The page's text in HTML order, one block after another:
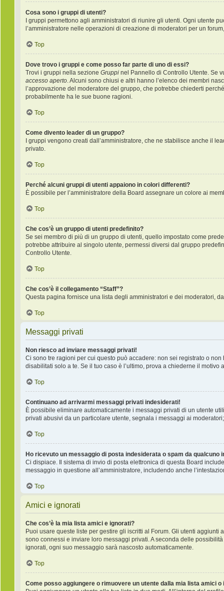
Cosa sono i gruppi di utenti?
I gruppi permettono agli amministratori di riunire gli utenti. Ogni utente
l’amministratore nelle operazioni di creazione di moderatori per un
Top
Dove trovo i gruppi e come posso far parte di uno di essi?
Trovi i gruppi nella sezione Gruppi nel Pannello di Controllo Utente. Se
accesso aperto. Alcuni sono chiusi e altri hanno l’elenco dei membri
l’approvazione del moderatore del gruppo, che potrebbe chiederti
probabilmente ha le sue buone ragioni.
Top
Come divento leader di un gruppo?
I gruppi vengono creati dall’amministratore, che ne stabilisce anche il
privato.
Top
Perché alcuni gruppi di utenti appaiono in colori differenti?
È possibile per l’amministratore della Board assegnare un colore ai
Top
Che cos’è un gruppo di utenti predefinito?
Se sei membro di più di un gruppo di utenti, quello impostato come
potrebbe attribuire al singolo utente, permessi diversi dal gruppo
Controllo Utente.
Top
Che cos’è il collegamento “Staff”?
Questa pagina fornisce una lista degli amministratori e dei moderatori,
Top
Messaggi privati
Non riesco ad inviare messaggi privati!
Ci sono tre ragioni per cui questo può accadere: non sei registrato o
disabilitati solo a te. Se il tuo caso è l’ultimo, prova a chiederne il motivo
Top
Continuano ad arrivarmi messaggi privati indesiderati!
È possibile eliminare automaticamente i messaggi privati ​​di un utente
privati ​​abusivi da un particolare utente, segnala i messaggi ai
Top
Ho ricevuto un messaggio di posta indesiderata o spam da qualcuno
Ci dispiace. Il sistema di invio di posta elettronica di questa Board
messaggio in questione all’amministratore, includendo anche
Top
Amici e ignorati
Che cos’è la mia lista amici e ignorati?
Puoi usare queste liste per gestire gli iscritti al Forum. Gli utenti
sono connessi e inviare loro messaggi privati. A seconda delle
ignorati, ogni suo messaggio sarà nascosto automaticamente.
Top
Come posso aggiungere o rimuovere un utente dalla mia lista amici o